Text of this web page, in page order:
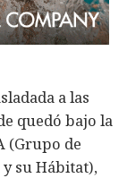
a las
quedó bajo la
(Grupo de
su Hábitat),